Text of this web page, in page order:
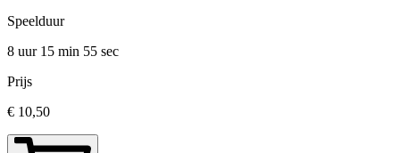
Speelduur
8 uur 15 min 55 sec
Prijs
€ 10,50